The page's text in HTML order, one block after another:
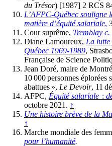
du Trésor) [1987] 2 RCS
L’AFPC-Québec souligne
matière d’équité salariale,
Cour suprême, Tremblay c.
Diane Lamoureux, La lutte
Québec 1969-1989,
Française de Science
Jean Doré, maire de
10 000 personnes éplorées
abattues », Le Devoir, 11
AFPC, Équité salariale :
octobre 2021. ↑
Une histoire brève de la
↑
Marche mondiale des
pour l’humanité.